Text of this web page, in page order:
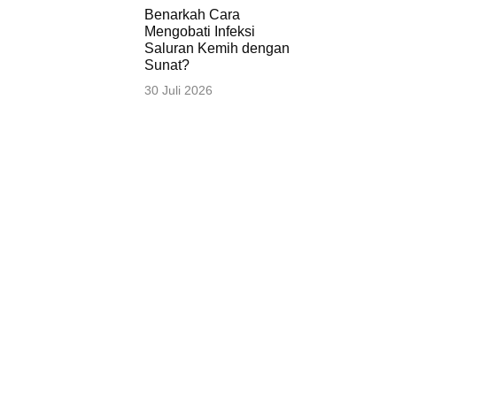
Benarkah Cara
Mengobati Infeksi
Saluran Kemih dengan
Sunat?
30 Juli 2026